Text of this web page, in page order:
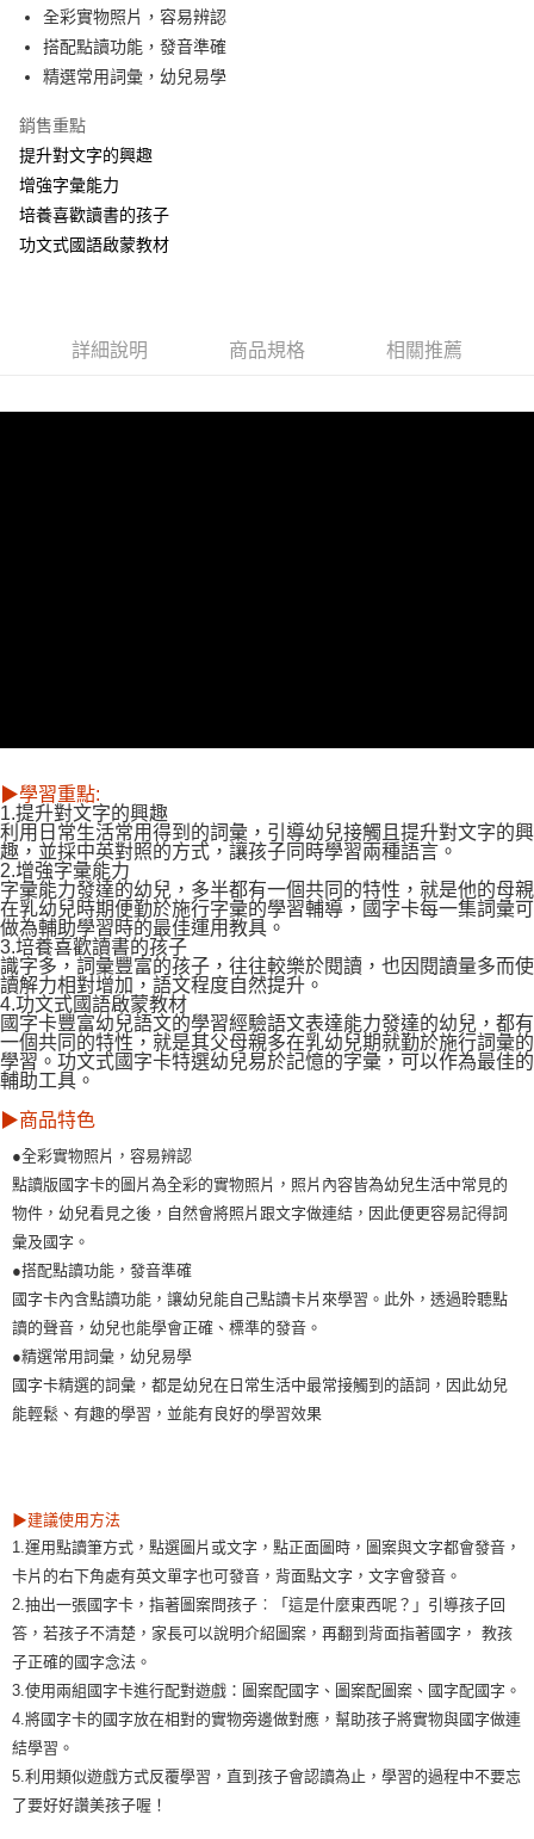
Apple Pay
街口支付
Google Pay
ATM付款
運送方式
7-11取貨付款
全彩實物照片，容易辨認
搭配點讀功能，發音準確
精選常用詞彙，幼兒易學
銷售重點
提升對文字的興趣
增強字彙能力
培養喜歡讀書的孩子
功文式國語啟蒙教材
詳細說明 商品規格 相關推薦
▶學習重點:
1.提升對文字的興趣
利用日常生活常用得到的詞彙，引導幼兒接觸且提升對文字的興
趣，並採中英對照的方式，讓孩子同時學習兩種語言。
2.增強字彙能力
字彙能力發達的幼兒，多半都有一個共同的特性，就是他的母親
在乳幼兒時期便勤於施行字彙的學習輔導，國字卡每一集詞彙可
做為輔助學習時的最佳運用教具。
3.培養喜歡讀書的孩子
識字多，詞彙豐富的孩子，往往較樂於閱讀，也因閱讀量多而使
讀解力相對增加，語文程度自然提升。
4.功文式國語啟蒙教材
國字卡豐富幼兒語文的學習經驗語文表達能力發達的幼兒，都有
一個共同的特性，就是其父母親多在乳幼兒期就勤於施行詞彙的
學習。功文式國字卡特選幼兒易於記憶的字彙，可以作為最佳的
輔助工具。
▶商品特色
●全彩實物照片，容易辨認
點讀版國字卡的圖片為全彩的實物照片，照片內容皆為幼兒生活中常見的
物件，幼兒看見之後，自然會將照片跟文字做連結，因此便更容易記得詞
彙及國字。
●搭配點讀功能，發音準確
國字卡內含點讀功能，讓幼兒能自己點讀卡片來學習。此外，透過聆聽點
讀的聲音，幼兒也能學會正確、標準的發音。
●精選常用詞彙，幼兒易學
國字卡精選的詞彙，都是幼兒在日常生活中最常接觸到的語詞，因此幼兒
能輕鬆、有趣的學習，並能有良好的學習效果
▶建議使用方法
1.運用點讀筆方式，點選圖片或文字，點正面圖時，圖案與文字都會發音，
卡片的右下角處有英文單字也可發音，背面點文字，文字會發音。
2.抽出一張國字卡，指著圖案問孩子︰「這是什麼東西呢？」引導孩子回
答，若孩子不清楚，家長可以說明介紹圖案，再翻到背面指著國字， 教孩
子正確的國字念法。
3.使用兩組國字卡進行配對遊戲：圖案配國字、圖案配圖案、國字配國字。
4.將國字卡的國字放在相對的實物旁邊做對應，幫助孩子將實物與國字做連
結學習。
5.利用類似遊戲方式反覆學習，直到孩子會認讀為止，學習的過程中不要忘
了要好好讚美孩子喔！